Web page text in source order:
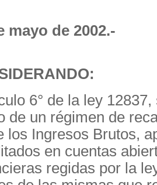
mayo de 2002.-
6° de la ley
de un régimen de
los Ingresos Brutos,
en cuentas
regidas por la